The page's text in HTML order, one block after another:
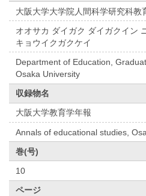
大阪大学大学院人間科学研究科教
オオサカ ダイガク ダイガクイン
キョウイクガクケイ
Department of Education,
Osaka University
収録物名
大阪大学教育学年報
Annals of educational studies,
巻(号)
10
ページ